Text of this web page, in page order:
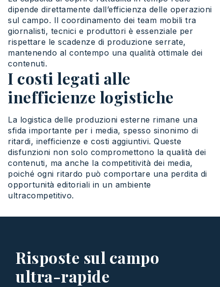
dipende direttamente dall’efficienza delle operazioni
sul campo. Il coordinamento dei team mobili tra
giornalisti, tecnici e produttori è essenziale per
rispettare le scadenze di produzione serrate,
mantenendo al contempo una qualità ottimale dei
contenuti.
I costi legati alle
inefficienze logistiche
La logistica delle produzioni esterne rimane una
sfida importante per i media, spesso sinonimo di
ritardi, inefficienze e costi aggiuntivi. Queste
disfunzioni non solo compromettono la qualità dei
contenuti, ma anche la competitività dei media,
poiché ogni ritardo può comportare una perdita di
opportunità editoriali in un ambiente
ultracompetitivo.
Risposte sul campo
ultra-rapide